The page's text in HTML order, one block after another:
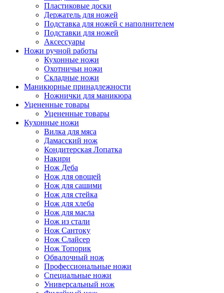
Пластиковые доски
Держатель для ножей
Подставка для ножей с наполнителем
Подставки для ножей
Аксессуары
Ножи ручной работы
Кухонные ножи
Охотничьи ножи
Складные ножи
Маникюрные принадлежности
Ножнички для маникюра
Уцененные товары
Уцененные товары
Кухонные ножи
Вилка для мяса
Дамасский нож
Кондитерская Лопатка
Накири
Нож Деба
Нож для овощей
Нож для сашими
Нож для стейка
Нож для хлеба
Нож для масла
Нож из стали
Нож Сантоку
Нож Слайсер
Нож Топорик
Обвалочный нож
Профессиональные ножи
Специальные ножи
Универсальный нож